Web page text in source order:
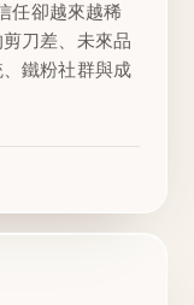
任卻越來越稀
刀差、未來品
鐵粉社群與成